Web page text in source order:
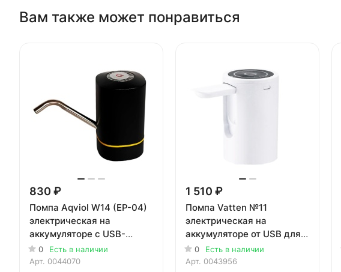
Вам также может понравиться
830 ₽
Помпа Aqviol W14 (EP-04)
электрическая на
аккумуляторе с USB-
адаптером для 19л
бутылей, черная
0
Есть в наличии
Арт. 0044070
1 510 ₽
Помпа Vatten №11
электрическая на
аккумуляторе от USB для
19л бутылей
0
Есть в наличии
Арт. 0043956